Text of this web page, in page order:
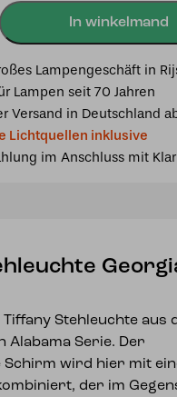
Lampengeschäft in
Lampen seit 70 Jahren
Versand in Deutschland
Lichtquellen inklusive
im Anschluss mit
Stehleuchte aus
Alabama Serie. Der
Schirm wird hier mit
der im